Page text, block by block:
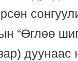
“Өглөө
дуунаас